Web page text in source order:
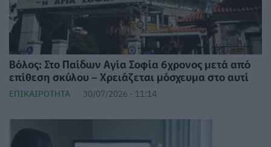
Βόλος: Στο Παίδων Αγία Σοφία 6χρονος μετά από
επίθεση σκύλου – Χρειάζεται μόσχευμα στο αυτί
ΕΠΙΚΑΙΡΌΤΗΤΑ 30/07/2026 - 11:14